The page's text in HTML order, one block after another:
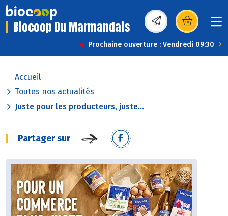
Biocoop Du Marmandais (s’ouvre dans une
Prochaine ouverture : Vendredi 09:30
Accueil
Toutes nos actualités
Juste pour les producteurs, juste...
Partager sur